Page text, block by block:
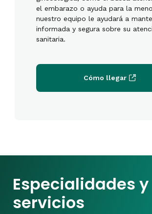
el embarazo o ayuda para la
nuestro equipo le ayudará a
informada y segura sobre su
sanitaria.
Cómo llegar
Especialidades y
servicios